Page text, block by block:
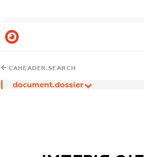
CAHEADER.SEARCH
document.dossier